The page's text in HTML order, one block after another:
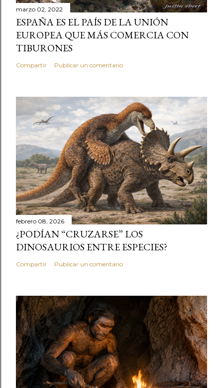
marzo 02, 2022
ESPAÑA ES EL PAÍS DE LA UNIÓN
EUROPEA QUE MÁS COMERCIA CON
TIBURONES
Compartir Publicar un comentario
febrero 08, 2026
¿PODÍAN “CRUZARSE” LOS
DINOSAURIOS ENTRE ESPECIES?
Compartir Publicar un comentario